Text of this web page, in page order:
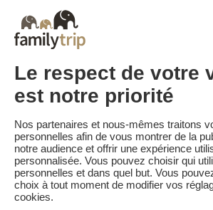
Court séjour de dernière minute
Court séjour Insolite
Destinations
Vacances au Ski en France
Familytrip
Qui sommes-nous?
CGV et Charte de Confidentialité
La Presse parle de nous
Partenaires FAQ Blog
Paiement sécurisé
Le respect de votre
est notre priorité
Nos partenaires et nous-mêmes traitons
personnelles afin de vous montrer de la
notre audience et offrir une expérience
personnalisée. Vous pouvez choisir qui
personnelles et dans quel but. Vous
choix à tout moment de modifier vos
cookies.